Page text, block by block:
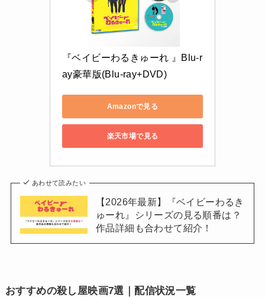
『ベイビーわるきゅーれ 』Blu-r
ay豪華版(Blu-ray+DVD)
Amazonで見る
楽天市場で見る
あわせて読みたい
【2026年最新】『ベイビーわるき
ゅーれ』シリーズの見る順番は？
作品詳細も合わせて紹介！
おすすめの殺し屋映画7選｜配信状況一覧